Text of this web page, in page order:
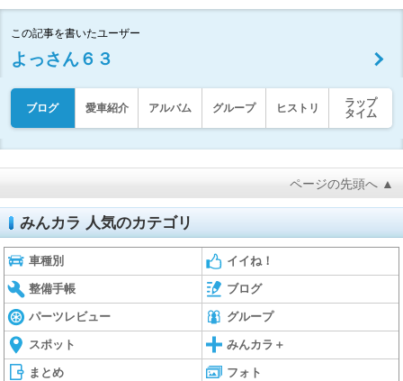
この記事を書いたユーザー
よっさん６３
ブログ 愛車紹介 アルバム グループ ヒストリ
ラップ
タイム
ページの先頭へ ▲
みんカラ 人気のカテゴリ
車種別 イイね！
整備手帳 ブログ
パーツレビュー グループ
スポット みんカラ＋
まとめ フォト